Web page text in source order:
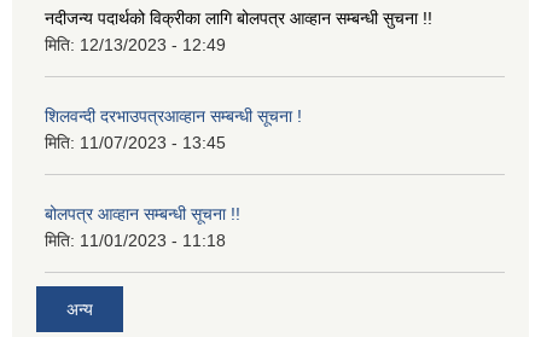
नदीजन्य पदार्थको विक्रीका लागि बोलपत्र आव्हान सम्बन्धी सुचना !!
मिति: 12/13/2023 - 12:49
शिलवन्दी दरभाउपत्रआव्हान सम्बन्धी सूचना !
मिति: 11/07/2023 - 13:45
बोलपत्र आव्हान सम्बन्धी सूचना !!
मिति: 11/01/2023 - 11:18
अन्य